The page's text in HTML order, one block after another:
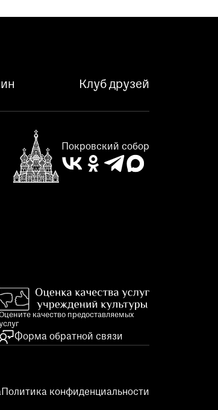
Клуб друзей
Покровский собор
качество предоставляемых
Форма обратной связи
Политика конфиденциальности